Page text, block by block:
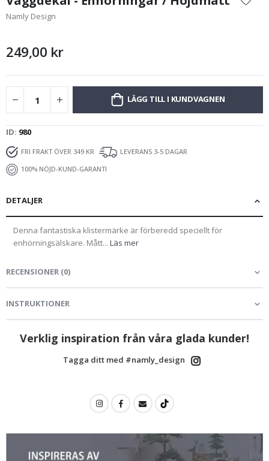
början
av
Namly Design
249,00 kr
LÄGG TILL I KUNDVAGNEN
ID 980
FRI FRAKT ÖVER 349 KR
LEVERANS 3-5 DAGAR
100% NÖJD-KUND-GARANTI
DETALJER
Denna fantastiska klistermärke är förberedd speciellt för
enhörningsälskare. Mått... Läs mer
RECENSIONER (0)
INSTRUKTIONER
Verklig inspiration från våra glada kunder!
Tagga ditt med #namly_design